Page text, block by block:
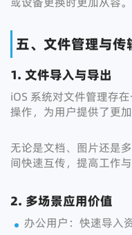
五、文件管理与
1. 文件导入与导出
iOS 系统对文件管理存
操作，为用户提供了更
无论是文档、图片还是
间快速互传，提高工作与
2. 多场景应用价值
办公用户：快速导入